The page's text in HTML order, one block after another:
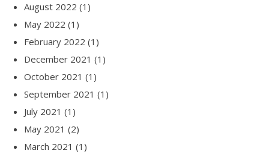
August 2022 (1)
May 2022 (1)
February 2022 (1)
December 2021 (1)
October 2021 (1)
September 2021 (1)
July 2021 (1)
May 2021 (2)
March 2021 (1)